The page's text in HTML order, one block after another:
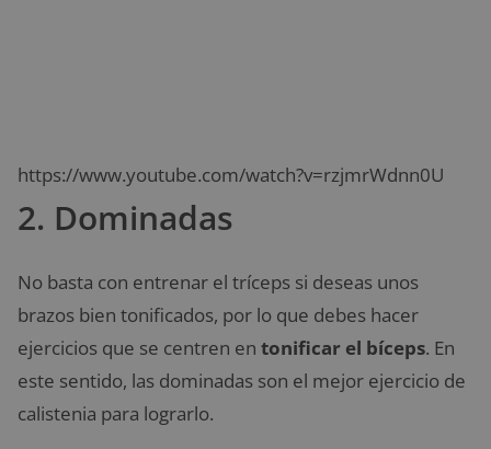
https://www.youtube.com/watch?v=rzjmrWdnn0U
2. Dominadas
No basta con entrenar el tríceps si deseas unos
brazos bien tonificados, por lo que debes hacer
ejercicios que se centren en tonificar el bíceps. En
este sentido, las dominadas son el mejor ejercicio de
calistenia para lograrlo.